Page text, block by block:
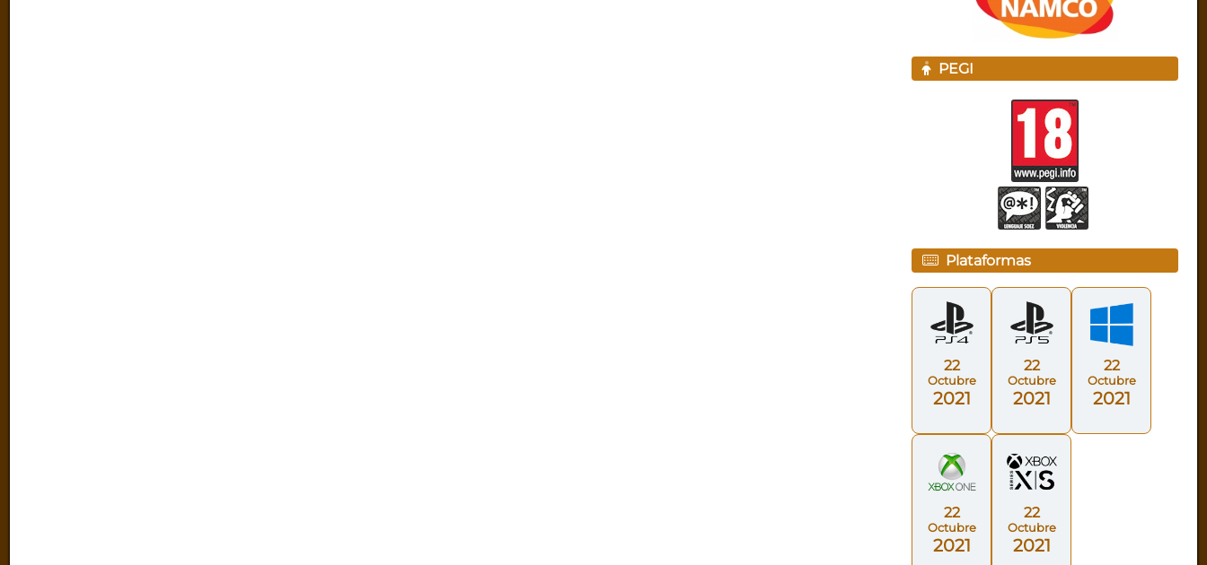
PEGI
Plataformas
22
Octubre
2021
22
Octubre
2021
22
Octubre
2021
22
Octubre
2021
22
Octubre
2021